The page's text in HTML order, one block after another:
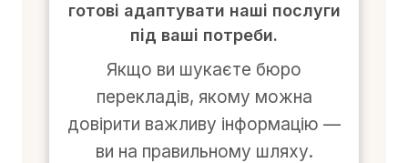
готові адаптувати наші послуги
під ваші потреби.
Якщо ви шукаєте бюро
перекладів, якому можна
довірити важливу інформацію —
ви на правильному шляху.